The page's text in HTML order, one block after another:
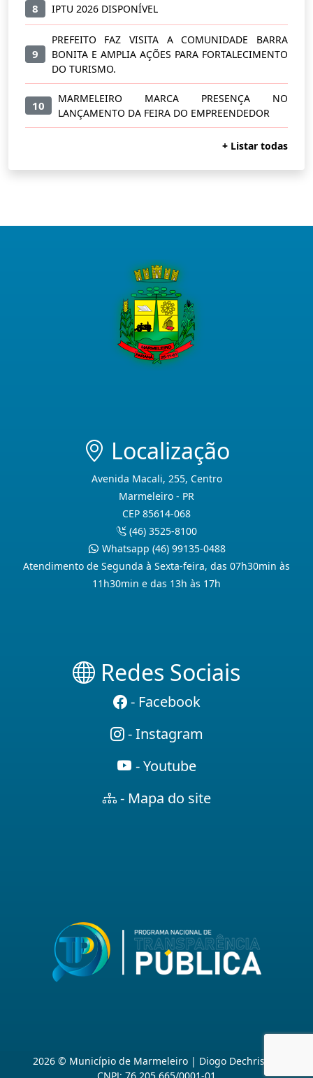
8 IPTU 2026 DISPONÍVEL
9
PREFEITO FAZ VISITA A COMUNIDADE BARRA
BONITA E AMPLIA AÇÕES PARA FORTALECIMENTO
DO TURISMO.
10
MARMELEIRO MARCA PRESENÇA NO
LANÇAMENTO DA FEIRA DO EMPREENDEDOR
+ Listar todas
Localização
Avenida Macali, 255, Centro
Marmeleiro - PR
CEP 85614-068
(46) 3525-8100
Whatsapp (46) 99135-0488
Atendimento de Segunda à Sexta-feira, das 07h30min às
11h30min e das 13h às 17h
Redes Sociais
- Facebook
- Instagram
- Youtube
- Mapa do site
2026 © Município de Marmeleiro | Diogo Dechristan